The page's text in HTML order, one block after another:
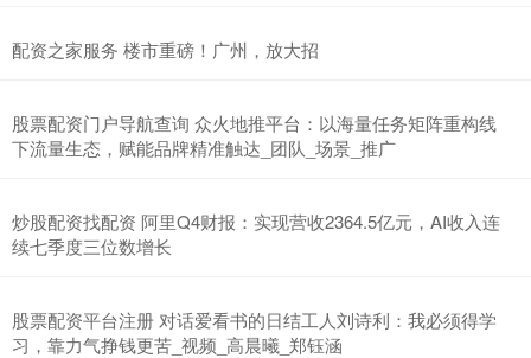
配资之家服务 楼市重磅！广州，放大招
股票配资门户导航查询 众火地推平台：以海量任务矩阵重构线
下流量生态，赋能品牌精准触达_团队_场景_推广
炒股配资找配资 阿里Q4财报：实现营收2364.5亿元，AI收入连
续七季度三位数增长
股票配资平台注册 对话爱看书的日结工人刘诗利：我必须得学
习，靠力气挣钱更苦_视频_高晨曦_郑钰涵